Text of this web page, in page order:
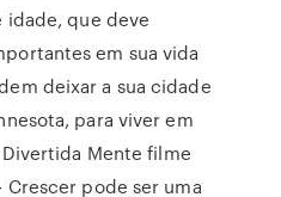
idade, que deve
em sua vida
deixar a sua cidade
para viver em
Mente filme
pode ser uma